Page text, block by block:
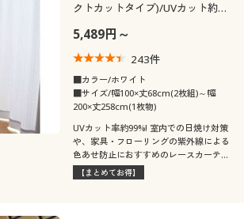
クトカットタイプ)/UVカット約
5,489円～
243件
■カラー/ホワイト
■サイズ/幅100×丈68cm(2枚組)～幅
200×丈258cm(1枚物)
UVカット率約99%! 室内での日焼け対策
や、家具・フローリングの紫外線による
色あせ防止におすすめのレースカーテン
です。夏はもちろん、1年中素肌をガー
ドする遮熱UVプロテクトカットタイプ
【まとめてお得】